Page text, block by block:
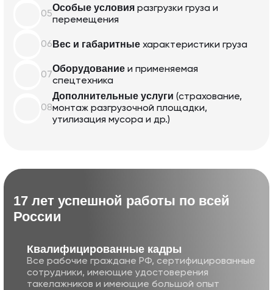
05
Особые условия разгрузки груза и
перемещения
06 Вес и габаритные характеристики груза
07
Оборудование и применяемая
спецтехника
08
Дополнительные услуги (страхование,
монтаж разгрузочной площадки,
утилизация мусора и др.)
17 лет успешной работы по всей
России
Квалифицированные кадры
Все рабочие граждане РФ, сертифицированные
сотрудники, имеющие удостоверения
такелажников и имеющие большой опыт